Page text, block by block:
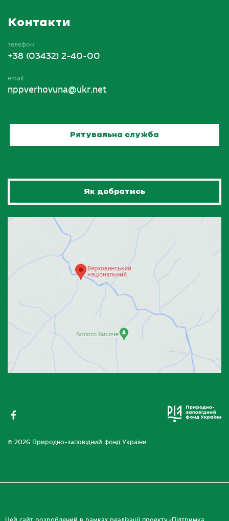
Контакти
телефон
+38 (03432) 2-40-00
email
nppverhovuna@ukr.net
Рятувальна служба
Як добратись
© 2026 Природно-заповідний фонд України